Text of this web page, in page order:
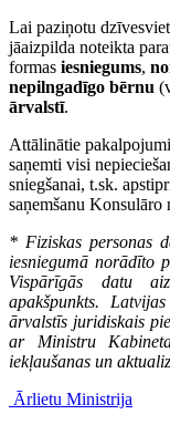
Lai paziņotu
jāaizpilda noteikta
formas iesniegums,
nepilngadīgo bērnu
ārvalstī.
Attālinātie
saņemti visi
sniegšanai, t.sk.
saņemšanu Konsulāro
* Fiziskas personas
iesniegumā norādīto
Vispārīgās datu
apakšpunkts.
ārvalstīs juridiskais
ar Ministru
iekļaušanas un
Ārlietu Ministrija